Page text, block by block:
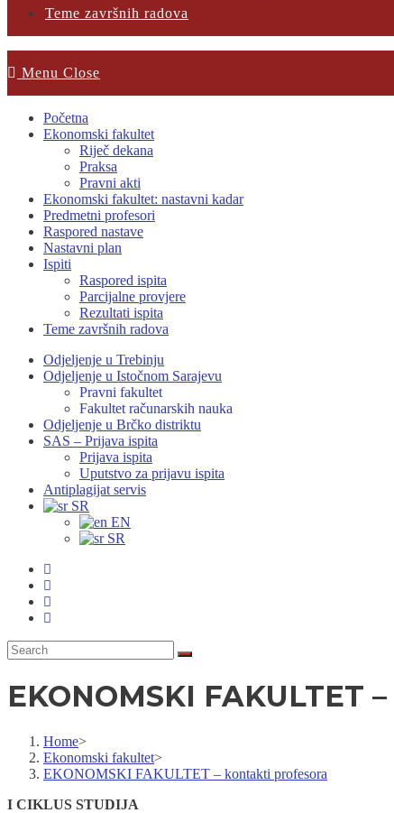
Teme završnih radova
Menu Close
Početna
Ekonomski fakultet
Riječ dekana
Praksa
Pravni akti
Ekonomski fakultet: nastavni kadar
Predmetni profesori
Raspored nastave
Nastavni plan
Ispiti
Raspored ispita
Parcijalne provjere
Rezultati ispita
Teme završnih radova
Odjeljenje u Trebinju
Odjeljenje u Istočnom Sarajevu
Pravni fakultet
Fakultet računarskih nauka
Odjeljenje u Brčko distriktu
SAS – Prijava ispita
Prijava ispita
Uputstvo za prijavu ispita
Antiplagijat servis
SR
EN
SR
EKONOMSKI FAKULTET
Home>
Ekonomski fakultet>
EKONOMSKI FAKULTET – kontakti profesora
I CIKLUS STUDIJA